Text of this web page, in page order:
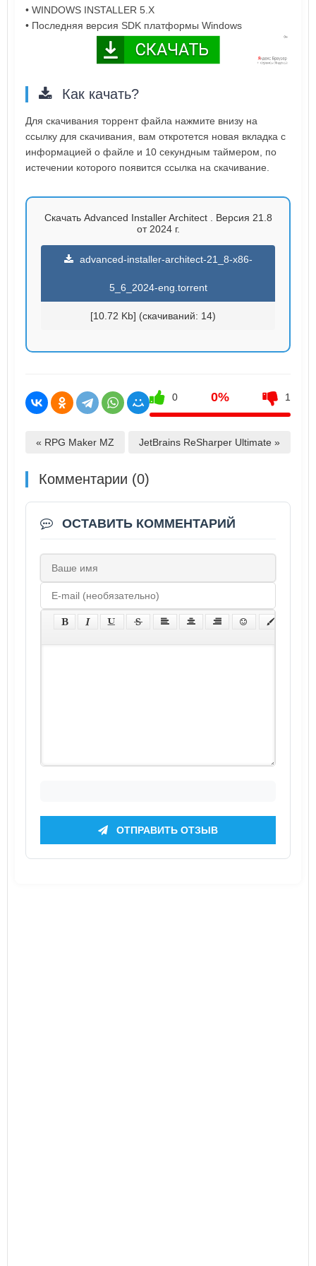
• WINDOWS INSTALLER 5.X
• Последняя версия SDK платформы Windows
Как качать?
Для скачивания торрент файла нажмите внизу на
ссылку для скачивания, вам откротется новая вкладка с
информацией о файле и 10 секундным таймером, по
истечении которого появится ссылка на скачивание.
Скачать Advanced Installer Architect . Версия 21.8
от 2024 г.
advanced-installer-architect-21_8-x86-
5_6_2024-eng.torrent
[10.72 Kb] (cкачиваний: 14)
0 0% 1
« RPG Maker MZ JetBrains ReSharper Ultimate »
Комментарии (0)
ОСТАВИТЬ КОММЕНТАРИЙ
ОТПРАВИТЬ ОТЗЫВ